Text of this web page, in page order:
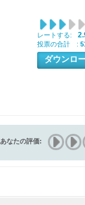
レートする:
投票の合計 :
ダウンロ
あなたの評価: